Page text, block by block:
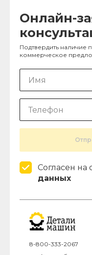
Онлайн-
Подтвердить наличие
коммерческое
Согласен на
данных
8-800-333-2067